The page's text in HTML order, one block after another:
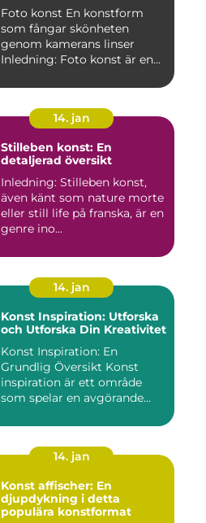
Foto konst En konstform
som fångar skönheten
genom kamerans linser
Inledning: Foto konst är en
14. jan
Stilleben konst: En
detaljerad översikt
Inledning: Stilleben konst,
även känt som nature morte
eller still life på franska, är en
genre ino...
14. jan
Konst Inspiration: Utforska
och Utforska Din Kreativitet
Konst Inspiration: En
Grundlig Översikt Konst
inspiration är ett område
som spelar en avgörande
14. jan
Konst affischer: En
djupdykning i detta
populära konstformat